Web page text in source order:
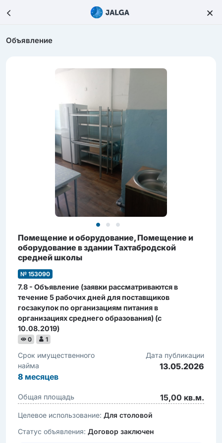
Объявление
Помещение и оборудование, Помещение и
оборудование в здании Тахтабродской
средней школы
№ 153090
7.8 - Объявление (заявки рассматриваются в
течение 5 рабочих дней для поставщиков
госзакупок по организациям питания в
организациях среднего образования) (c
10.08.2019)
0 1
Срок имущественного
найма
8 месяцев
Дата публикации
13.05.2026
Общая площадь 15,00 кв.м.
Целевое использование: Для столовой
Статус объявления: Договор заключен